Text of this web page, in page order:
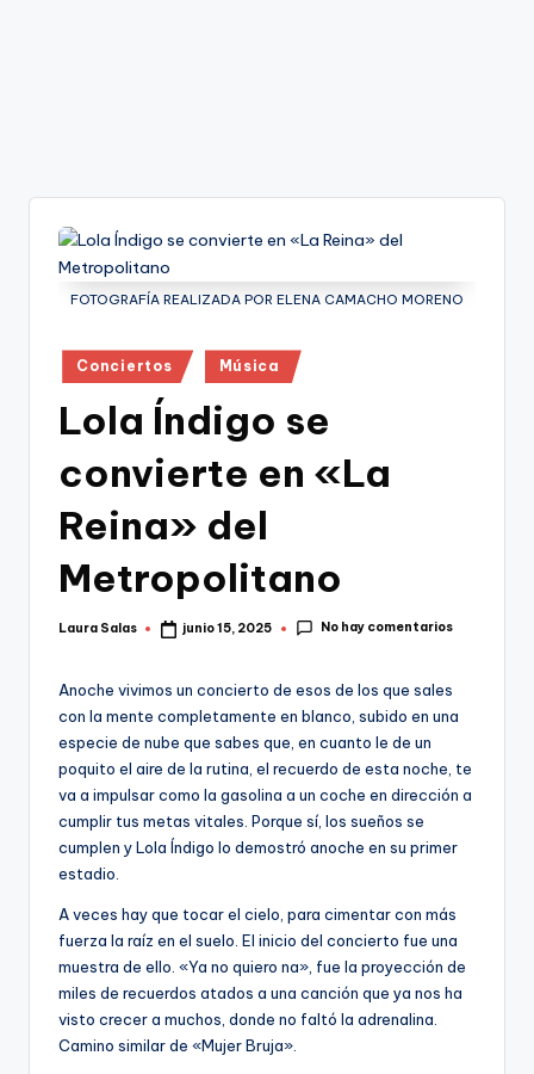
FOTOGRAFÍA REALIZADA POR ELENA CAMACHO MORENO
Publicado
en
Conciertos Música
Lola Índigo se
convierte en «La
Reina» del
Metropolitano
Publicado
Laura Salas junio 15, 2025 No hay comentarios
Anoche vivimos un concierto de esos de los que sales
con la mente completamente en blanco, subido en una
especie de nube que sabes que, en cuanto le de un
poquito el aire de la rutina, el recuerdo de esta noche, te
va a impulsar como la gasolina a un coche en dirección a
cumplir tus metas vitales. Porque sí, los sueños se
cumplen y Lola Índigo lo demostró anoche en su primer
estadio.
A veces hay que tocar el cielo, para cimentar con más
fuerza la raíz en el suelo. El inicio del concierto fue una
muestra de ello. «Ya no quiero na», fue la proyección de
miles de recuerdos atados a una canción que ya nos ha
visto crecer a muchos, donde no faltó la adrenalina.
Camino similar de «Mujer Bruja».